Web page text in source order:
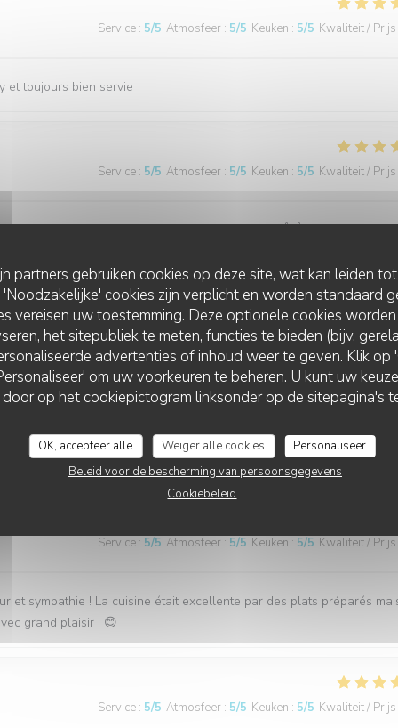
partners gebruiken cookies op deze site, wat kan leiden
cookies zijn verplicht en worden standaard
vereisen uw toestemming. Deze optionele cookies
het sitepubliek te meten, functies te bieden (bijv.
advertenties of inhoud weer te geven. Klik op
om uw voorkeuren te beheren. U kunt uw
op het cookiepictogram linksonder op de sitepagina's
OK, accepteer alle Weiger alle cookies
Personaliseer
Beleid voor de bescherming van persoonsgegevens
Cookiebeleid
Service : 5/5 Atmosfeer : 5/5 Keuken : 5/5 Kwaliteit / Prijs
et toujours bien servie
Service : 5/5 Atmosfeer : 5/5 Keuken : 5/5 Kwaliteit / Prijs
frais, rien a redire, je recommande vivement👍👍
Service:5/5 Atmosfeer: 4/5 Keuken :4/5 Kwaliteit / Prijs
Service:5/5 Atmosfeer:5/5 Keuken:5 /5 Kwaliteit / Prijs
est très gentil Je recommande
Service : 5/5 Atmosfeer : 5/5 Keuken : 5/5 Kwaliteit / Prijs
et sympathie ! La cuisine était excellente par des plats préparés
grand plaisir ! 😊
Service : 5/5 Atmosfeer : 5/5 Keuken : 5/5 Kwaliteit / Prijs